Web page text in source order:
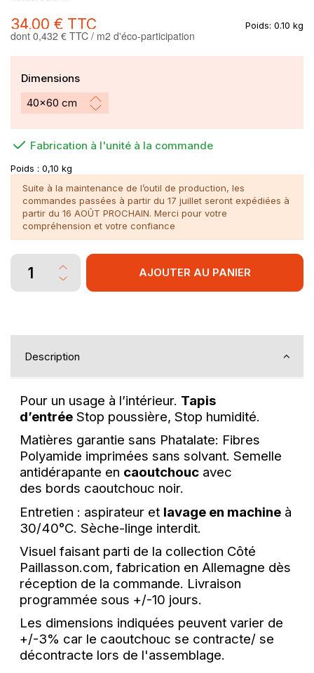
34,00 € TTC Poids: 0.10 kg
dont 0,432 € TTC / m2 d'éco-participation
Dimensions
Fabrication à l'unité à la commande
Poids : 0,10 kg
Suite à la maintenance de l’outil de production, les
commandes passées à partir du 17 juillet seront expédiées à
partir du 16 AOÛT PROCHAIN. Merci pour votre
compréhension et votre confiance
AJOUTER AU PANIER
Description
Pour un usage à l’intérieur. Tapis
d’entrée Stop poussière, Stop humidité.
Matières garantie sans Phatalate: Fibres
Polyamide imprimées sans solvant. Semelle
antidérapante en caoutchouc avec
des bords caoutchouc noir.
Entretien : aspirateur et lavage en machine à
30/40°C. Sèche-linge interdit.
Visuel faisant parti de la collection Côté
Paillasson.com, fabrication en Allemagne dès
réception de la commande. Livraison
programmée sous +/-10 jours.
Les dimensions indiquées peuvent varier de
+/-3% car le caoutchouc se contracte/ se
décontracte lors de l'assemblage.